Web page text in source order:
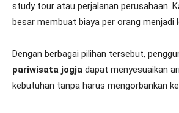
study tour atau perjalanan perusahaan.
besar membuat biaya per orang menjadi
Dengan berbagai pilihan tersebut,
pariwisata jogja dapat menyesuaikan
kebutuhan tanpa harus mengorbankan